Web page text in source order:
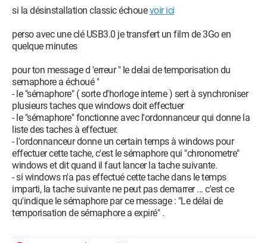
si la désinstallation classic échouevoir ici
perso avec une clé USB3.0 je transfert un film de 3Go en
quelque minutes
pour ton message d 'erreur " le delai de temporisation du
semaphore a échoué "
- le "sémaphore" ( sorte d'horloge interne ) sert à synchroniser
plusieurs taches que windows doit effectuer
- le "sémaphore" fonctionne avec l'ordonnanceur qui donne la
liste des taches à effectuer.
- l'ordonnanceur donne un certain temps à windows pour
effectuer cette tache, c'est le sémaphore qui "chronometre"
windows et dit quand il faut lancer la tache suivante.
- si windows n'a pas effectué cette tache dans le temps
imparti, la tache suivante ne peut pas demarrer ... c'est ce
qu'indique le sémaphore par ce message : "Le délai de
temporisation de sémaphore a expiré" .